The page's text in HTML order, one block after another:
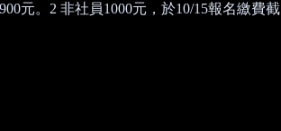
元。 2 非社員1000元，於10/15報名繳費截